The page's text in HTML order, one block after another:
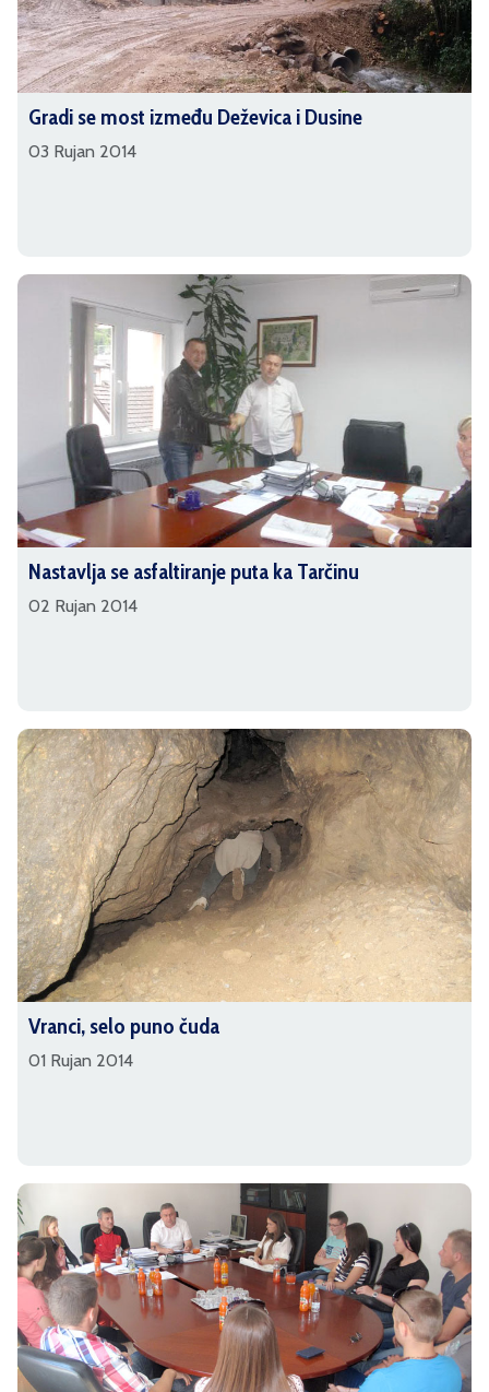
Gradi se most između Deževica i Dusine
03 Rujan 2014
Nastavlja se asfaltiranje puta ka Tarčinu
02 Rujan 2014
Vranci, selo puno čuda
01 Rujan 2014